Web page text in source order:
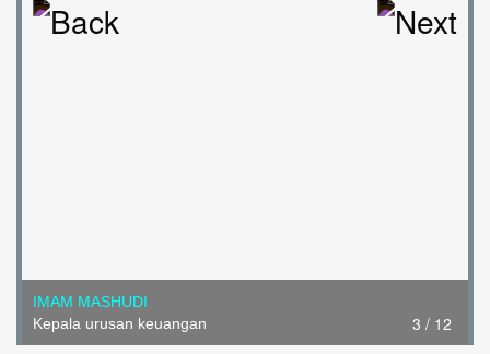
3 / 12
IMAM MASHUDI
Kepala urusan keuangan